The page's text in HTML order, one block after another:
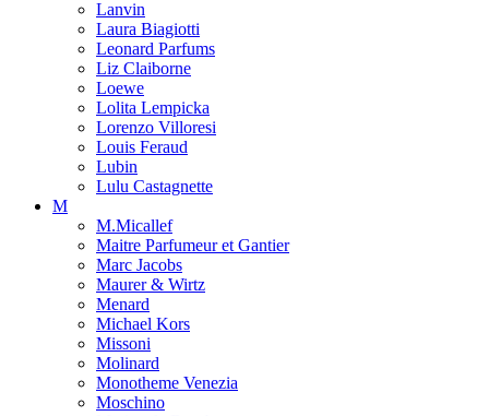
Lanvin
Laura Biagiotti
Leonard Parfums
Liz Claiborne
Loewe
Lolita Lempicka
Lorenzo Villoresi
Louis Feraud
Lubin
Lulu Castagnette
M
M.Micallef
Maitre Parfumeur et Gantier
Marc Jacobs
Maurer & Wirtz
Menard
Michael Kors
Missoni
Molinard
Monotheme Venezia
Moschino